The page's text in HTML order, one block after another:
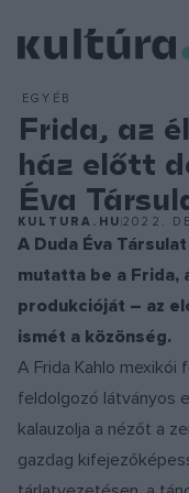
EGYÉB
Frida, az
ház előtt
Éva
KULTURA.HU 2022.
A Duda Éva
mutatta be a Frida,
produkcióját – az
ismét a közönség.
A Frida Kahlo
feldolgozó látványos
kalauzolja a nézőt a
gazdag